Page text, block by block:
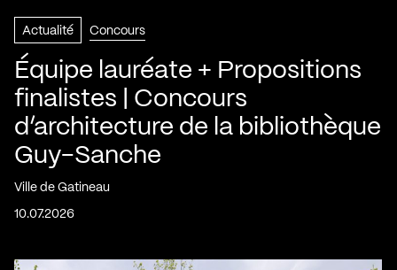
Actualité Concours
Équipe lauréate + Propositions
finalistes | Concours
d’architecture de la bibliothèque
Guy-Sanche
Ville de Gatineau
10.07.2026